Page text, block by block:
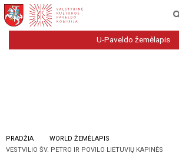
U-Paveldo žemėlapis
PRADŽIA
WORLD ŽEMĖLAPIS
VESTVILIO ŠV. PETRO IR POVILO LIETUVIŲ KAPINĖS